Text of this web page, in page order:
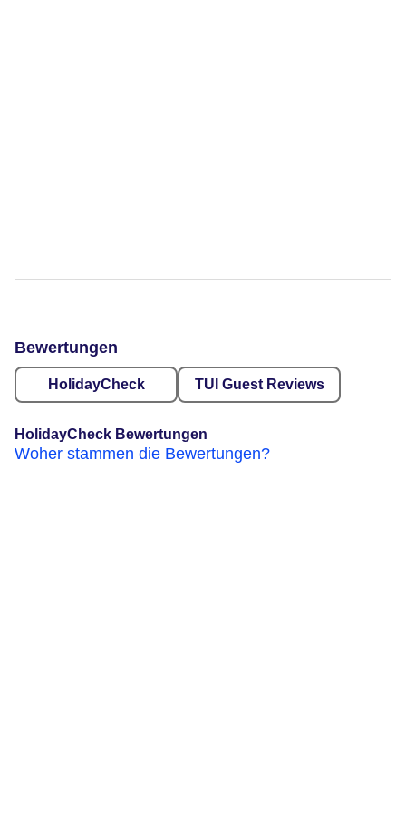
Bewertungen
HolidayCheck TUI Guest Reviews
HolidayCheck Bewertungen
Woher stammen die Bewertungen?